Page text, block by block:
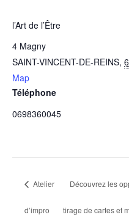
l’Art de l’Être
4 Magny
SAINT-VINCENT-DE-REINS,
Map
Téléphone
0698360045
Atelier
d’impro
Découvrez les
tirage de cartes et